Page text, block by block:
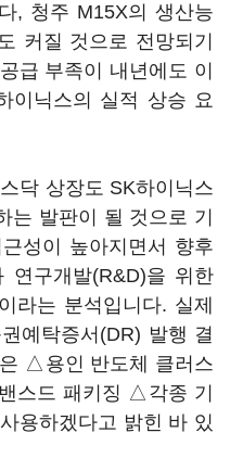
, 청주 M15X의 생산능
커질 것으로 전망되기
급 부족이 내년에도 이
이닉스의 실적 상승 요
닥 상장도 SK하이닉스
는 발판이 될 것으로 기
성이 높아지면서 향후
연구개발(R&D)을 위한
라는 분석입니다. 실제
예탁증서(DR) 발행 결
△용인 반도체 클러스
스드 패키징 △각종 기
용하겠다고 밝힌 바 있